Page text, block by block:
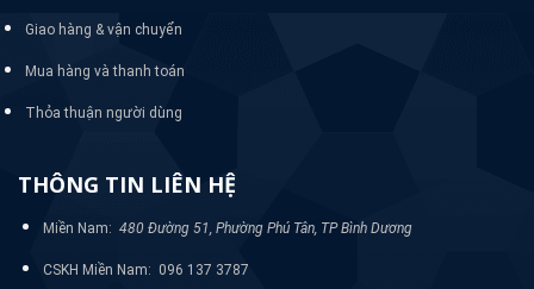
Giao hàng & vận chuyển
Mua hàng và thanh toán
Thỏa thuận người dùng
THÔNG TIN LIÊN HỆ
Miền Nam: 480 Đường 51, Phường Phú Tân, TP Bình Dương
CSKH Miền Nam: 096 137 3787